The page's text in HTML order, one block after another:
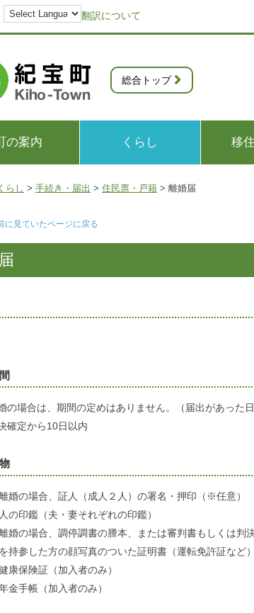
翻訳について
総合トップ
の案内 くらし 移
らし > 手続き・届出 > 住民票・戸籍 > 離婚届
に見ていたページに戻る
の場合は、期間の定めはありません。（届出があった
確定から10日以内
婚の場合、証人（成人２人）の署名・押印（※任意）
の印鑑（夫・妻それぞれの印鑑）
婚の場合、調停調書の謄本、または審判書もしくは判
持参した方の顔写真のついた証明書（運転免許証など）
康保険証（加入者のみ）
金手帳（加入者のみ）